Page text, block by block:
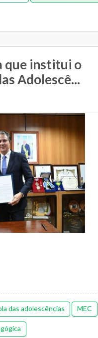
que institui o
Adolescê...
publicou, nesta quinta-feira,
das adolescências MEC